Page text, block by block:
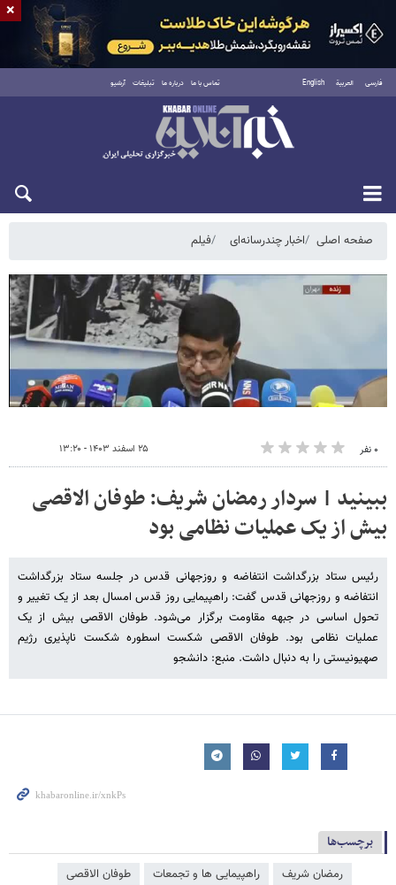
فارسی العربية English تماس با ما درباره ما تبلیغات آرشیو
پنجشنبه ۱۵ مرداد ۱۴۰۵
صفحه اصلی اخبار چندرسانه‌ای فیلم
۰ نفر ۲۵ اسفند ۱۴۰۳ - ۱۳:۲۰
ببینید | سردار رمضان شریف: طوفان الاقصی
بیش از یک عملیات نظامی بود
رئیس ستاد بزرگداشت انتفاضه و روزجهانی قدس در جلسه ستاد بزرگداشت
انتفاضه و روزجهانی قدس گفت: راهپیمایی روز قدس امسال بعد از یک تغییر و
تحول اساسی در جبهه مقاومت برگزار می‌شود. طوفان الاقصی بیش از یک
عملیات نظامی بود. طوفان الاقصی شکست اسطوره شکست ناپذیری رژیم
صهیونیستی را به دنبال داشت. منبع: دانشجو
برچسب‌ها
رمضان شریف راهپیمایی ها و تجمعات طوفان الاقصی
×